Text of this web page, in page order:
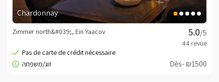
Chardonnay
/5
Zimmer north&#039;, Ein Yaacov
Dès- ₪1500